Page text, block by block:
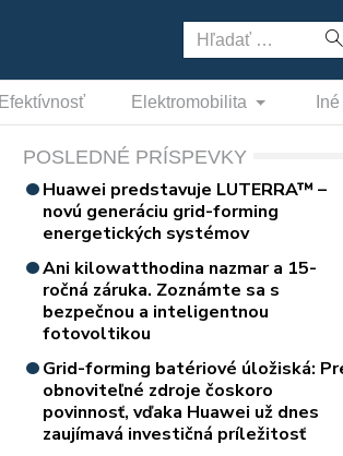
Hľadať:
Efektívnosť Elektromobilita Iné
POSLEDNÉ PRÍSPEVKY
Huawei predstavuje LUTERRA™ –
novú generáciu grid-forming
energetických systémov
Ani kilowatthodina nazmar a 15-
ročná záruka. Zoznámte sa s
bezpečnou a inteligentnou
fotovoltikou
Grid-forming batériové úložiská:
obnoviteľné zdroje čoskoro
povinnosť, vďaka Huawei už dnes
zaujímavá investičná príležitosť